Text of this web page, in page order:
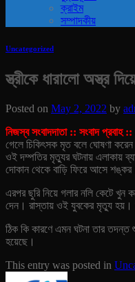
ক্রাইম
সম্পাদকীয়
Uncategorized
স্ত্রীকে ধারালো অস্ত্র
Posted on May 2, 2022 by
নিজস্ব সংবাদদাতা :: সংবাদ প্রবাহ
গেলে চিকিৎসক মৃত বলে ঘোষণা
ওই দম্পতির মৃত্যুর ঘটনায় এলাকায়
দোকান থেকে বাড়ি ফিরে আসে শঙ্কর।
এরপর ছুরি নিয়ে গলার নলি কেটে খুন
দেন। রাস্তায় ওই যুবকের মৃত্যু হয়।
ঠিক কি কারণে এমন ঘটনা তার তদন্ত
হয়েছে।
This entry was posted in